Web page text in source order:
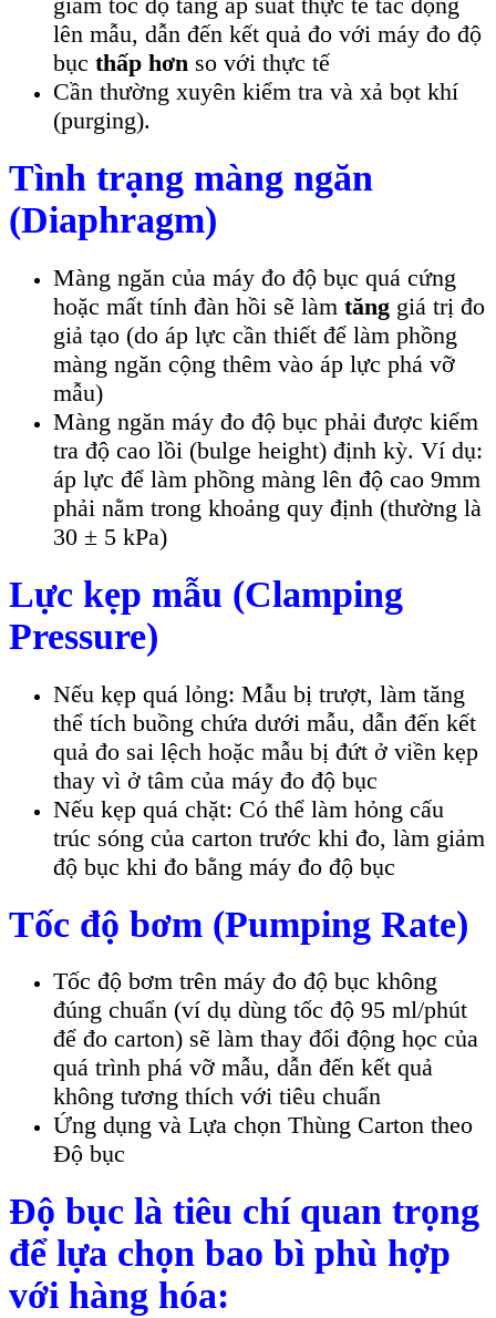
lên mẫu, dẫn đến kết quả đo với máy đo độ
bục thấp hơn so với thực tế
Cần thường xuyên kiểm tra và xả bọt khí
(purging).
Tình trạng màng ngăn
(Diaphragm)
Màng ngăn của máy đo độ bục quá cứng
hoặc mất tính đàn hồi sẽ làm tăng giá trị đo
giả tạo (do áp lực cần thiết để làm phồng
màng ngăn cộng thêm vào áp lực phá vỡ
mẫu)
Màng ngăn máy đo độ bục phải được kiểm
tra độ cao lồi (bulge height) định kỳ. Ví dụ:
áp lực để làm phồng màng lên độ cao 9mm
phải nằm trong khoảng quy định (thường là
30 ± 5 kPa)
Lực kẹp mẫu (Clamping
Pressure)
Nếu kẹp quá lỏng: Mẫu bị trượt, làm tăng
thể tích buồng chứa dưới mẫu, dẫn đến kết
quả đo sai lệch hoặc mẫu bị đứt ở viền kẹp
thay vì ở tâm của máy đo độ bục
Nếu kẹp quá chặt: Có thể làm hỏng cấu
trúc sóng của carton trước khi đo, làm giảm
độ bục khi đo bằng máy đo độ bục
Tốc độ bơm (Pumping Rate)
Tốc độ bơm trên máy đo độ bục không
đúng chuẩn (ví dụ dùng tốc độ 95 ml/phút
để đo carton) sẽ làm thay đổi động học của
quá trình phá vỡ mẫu, dẫn đến kết quả
không tương thích với tiêu chuẩn
Ứng dụng và Lựa chọn Thùng Carton theo
Độ bục
Độ bục là tiêu chí quan trọng
để lựa chọn bao bì phù hợp
với hàng hóa: